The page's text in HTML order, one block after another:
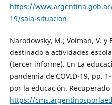
https://
19/sala-situacion
Narodowsky, M.; Volman, V. y
destinado a actividades
(tercer informe). En La
pandemia de COVID-19, pp.
por la educación. Recuperado
https://